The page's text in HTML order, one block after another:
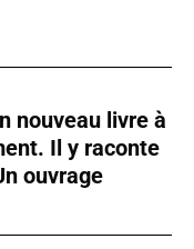
nouveau livre à
Il y raconte
ouvrage